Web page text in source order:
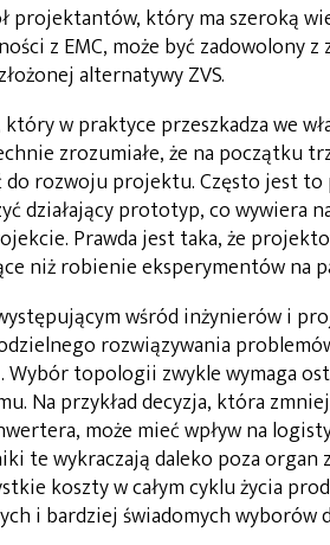
projektantów, który ma szeroką
z EMC, może być zadowolony
alternatywy ZVS.
w praktyce przeszkadza we
zrozumiałe, że na początku
rozwoju projektu. Często jest to
działający prototyp, co wywiera
Prawda jest taka, że
niż robienie eksperymentów na
wśród inżynierów i
rozwiązywania
Wybór topologii zwykle wymaga
Na przykład decyzja, która
może mieć wpływ na
te wykraczają daleko poza
koszty w całym cyklu życia
i bardziej świadomych wyborów